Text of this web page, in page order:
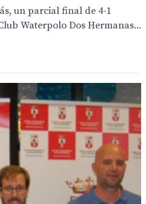
un parcial final de 4-1
Waterpolo Dos Hermanas...